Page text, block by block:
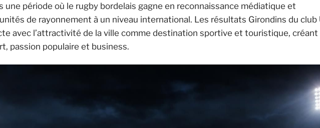
une période où le rugby bordelais gagne en reconnaissance médiatique et
de rayonnement à un niveau international. Les résultats Girondins du club
avec l’attractivité de la ville comme destination sportive et touristique, créant
passion populaire et business.